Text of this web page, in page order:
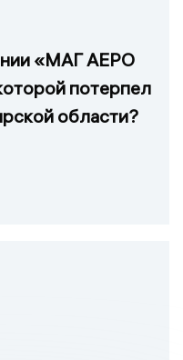
«МАГ АЕРО
потерпел
области?